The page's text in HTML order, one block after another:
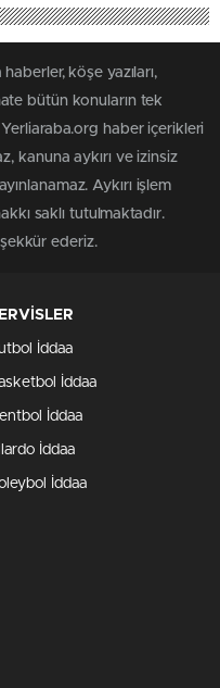
köşe yazıları,
bütün konuların tek
haber içerikleri
kanuna aykırı ve izinsiz
Aykırı işlem
saklı tutulmaktadır.
ederiz.
İddaa
İddaa
İddaa
İddaa
İddaa